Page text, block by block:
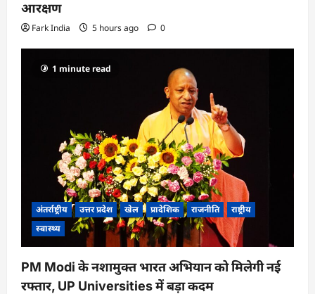
आरक्षण
Fark India 5 hours ago 0
1 minute read
अंतर्राष्ट्रीय उत्तर प्रदेश खेल प्रादेशिक राजनीति
राष्ट्रीय
स्वास्थ्य
PM Modi के नशामुक्त भारत अभियान को मिलेगी नई
रफ्तार, UP Universities में बड़ा कदम